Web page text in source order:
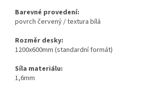
Barevné provedení:
povrch červený / textura bílá
Rozměr desky:
1200x600mm (standardní formát)
Síla materiálu:
1,6mm